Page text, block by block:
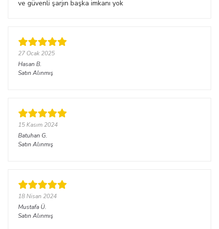
ve güvenli şarjın başka imkanı yok
27 Ocak 2025
Hasan B.
Satın Alınmış
15 Kasım 2024
Batuhan G.
Satın Alınmış
18 Nisan 2024
Mustafa Ü.
Satın Alınmış